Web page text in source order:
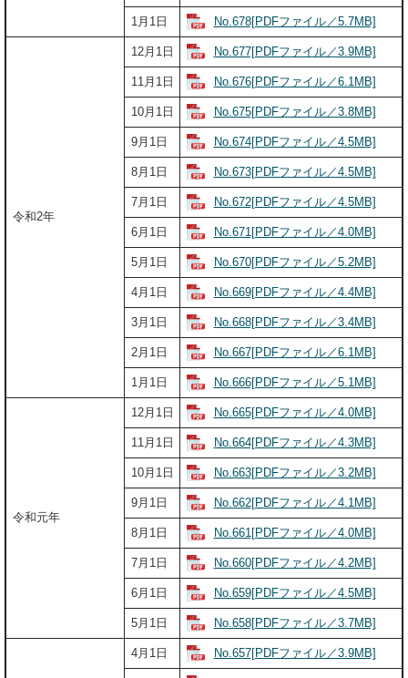
1月1日 No.678[PDFファイル／5.7MB]
令和2年
12月1日 No.677[PDFファイル／3.9MB]
11月1日 No.676[PDFファイル／6.1MB]
10月1日 No.675[PDFファイル／3.8MB]
9月1日 No.674[PDFファイル／4.5MB]
8月1日 No.673[PDFファイル／4.5MB]
7月1日 No.672[PDFファイル／4.5MB]
6月1日 No.671[PDFファイル／4.0MB]
5月1日 No.670[PDFファイル／5.2MB]
4月1日 No.669[PDFファイル／4.4MB]
3月1日 No.668[PDFファイル／3.4MB]
2月1日 No.667[PDFファイル／6.1MB]
1月1日 No.666[PDFファイル／5.1MB]
令和元年
12月1日 No.665[PDFファイル／4.0MB]
11月1日 No.664[PDFファイル／4.3MB]
10月1日 No.663[PDFファイル／3.2MB]
9月1日 No.662[PDFファイル／4.1MB]
8月1日 No.661[PDFファイル／4.0MB]
7月1日 No.660[PDFファイル／4.2MB]
6月1日 No.659[PDFファイル／4.5MB]
5月1日 No.658[PDFファイル／3.7MB]
4月1日 No.657[PDFファイル／3.9MB]